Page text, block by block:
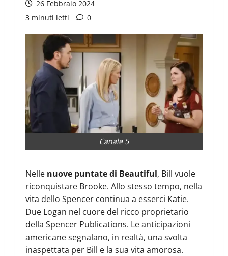
26 Febbraio 2024
3 minuti letti
0
Canale 5
Nelle nuove puntate di Beautiful, Bill vuole
riconquistare Brooke. Allo stesso tempo, nella
vita dello Spencer continua a esserci Katie.
Due Logan nel cuore del ricco proprietario
della Spencer Publications. Le anticipazioni
americane segnalano, in realtà, una svolta
inaspettata per Bill e la sua vita amorosa.